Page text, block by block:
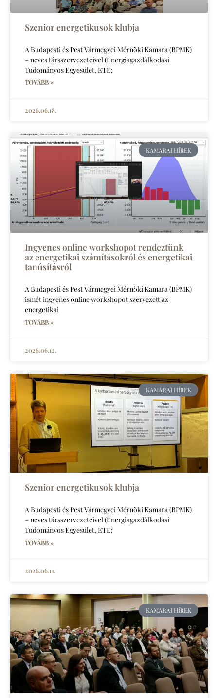
Szenior energetikusok klubja
A Budapesti és Pest Vármegyei Mérnöki Kamara (BPMK)
– neves társszervezeteivel (Energiagazdálkodási
Tudományos Egyesület, ETE;
TOVÁBB »
2026.06.18.
KAMARAI HÍREK
Ingyenes online workshopot rendeztünk
az energetikai számításokról és energetikai
tanúsításról
A Budapesti és Pest Vármegyei Mérnöki Kamara (BPMK)
ismét ingyenes online workshopot szervezett az
energetikai
TOVÁBB »
2026.06.12.
KAMARAI HÍREK
Szenior energetikusok klubja
A Budapesti és Pest Vármegyei Mérnöki Kamara (BPMK)
– neves társszervezeteivel (Energiagazdálkodási
Tudományos Egyesület, ETE;
TOVÁBB »
2026.06.11.
KAMARAI HÍREK